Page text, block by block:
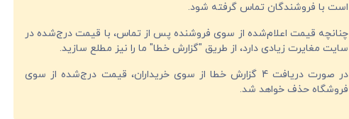
است با فروشندگان تماس گرفته شود.
چنانچه قیمت اعلام‌شده از سوی فروشنده پس از تماس، با قیمت درج‌شده در
سایت مغایرت زیادی دارد، از طریق "گزارش خطا" ما را نیز مطلع سازید.
در صورت دریافت 4 گزارش خطا از سوی خریداران، قیمت درج‌شده از سوی
فروشگاه حذف خواهد شد.